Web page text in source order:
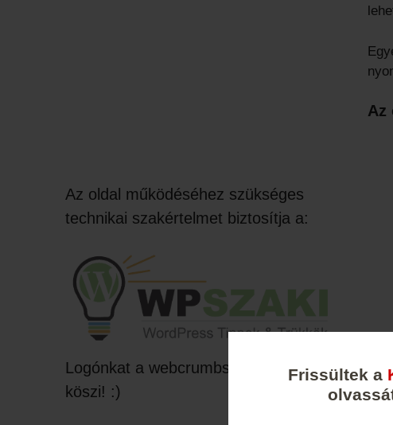
Frissültek a
Az
Az oldal működéséhez szükséges
technikai szakértelmet biztosítja a:
Logónkat a webcrumbs készítette,
köszi! :)